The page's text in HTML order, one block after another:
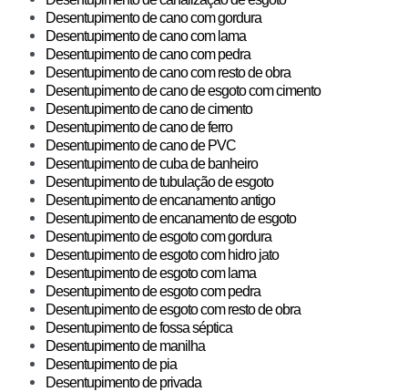
Desentupimento de cano com gordura
Desentupimento de cano com lama
Desentupimento de cano com pedra
Desentupimento de cano com resto de obra
Desentupimento de cano de esgoto com cimento
Desentupimento de cano de cimento
Desentupimento de cano de ferro
Desentupimento de cano de PVC
Desentupimento de cuba de banheiro
Desentupimento de tubulação de esgoto
Desentupimento de encanamento antigo
Desentupimento de encanamento de esgoto
Desentupimento de esgoto com gordura
Desentupimento de esgoto com hidro jato
Desentupimento de esgoto com lama
Desentupimento de esgoto com pedra
Desentupimento de esgoto com resto de obra
Desentupimento de fossa séptica
Desentupimento de manilha
Desentupimento de pia
Desentupimento de privada